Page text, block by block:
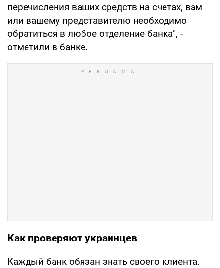
перечисления ваших средств на счетах, вам
или вашему представителю необходимо
обратиться в любое отделение банка", -
отметили в банке.
Как проверяют украинцев
Каждый банк обязан знать своего клиента.